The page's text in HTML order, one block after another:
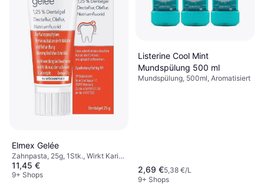
Elmex Gelée
Zahnpasta, 25g, 1Stk., Wirkt Karies
entgegen, Stärkt den
Zahnschmelz, Für
11,45 €
9+ Shops
Listerine Cool Mint
Mundspülung 500 ml
Mundspülung, 500ml, Aromatisiert
2,69 €5,38 €/L
9+ Shops